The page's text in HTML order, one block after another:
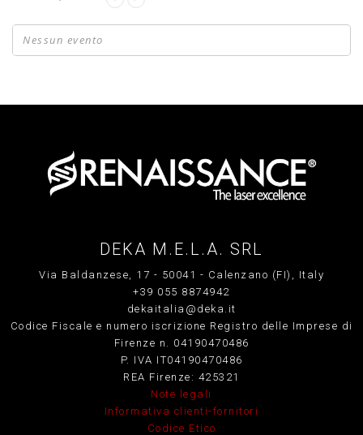
Nessun evento
DEKA M.E.L.A. SRL
Via Baldanzese, 17 - 50041 - Calenzano (FI), Italy
+39 055 8874942
dekaitalia@deka.it
Codice Fiscale e numero iscrizione Registro delle Imprese di
Firenze n. 04190470486
P. IVA IT04190470486
REA Firenze: 425321
Note legali
Informativa clienti-fornitori
Codice Etico